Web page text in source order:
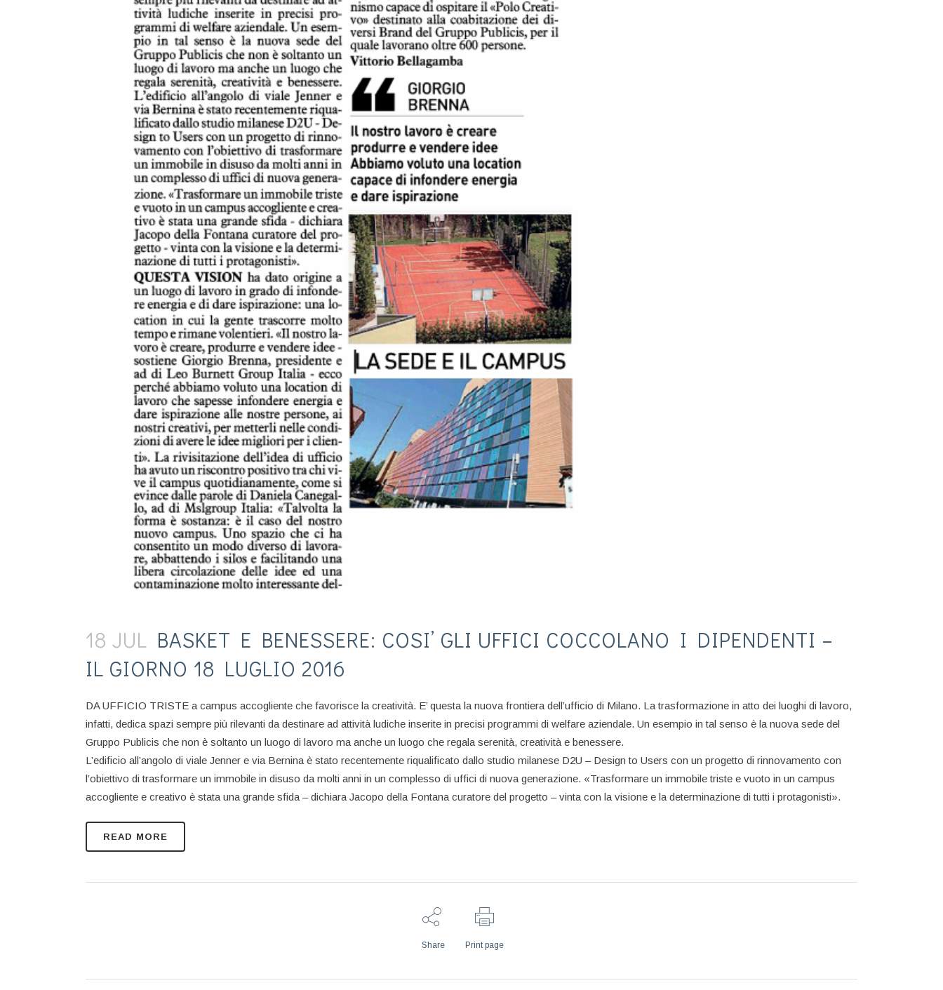
18 JUL BASKET E BENESSERE: COSI’ GLI UFFICI COCCOLANO I DIPENDENTI –
IL GIORNO 18 LUGLIO 2016
DA UFFICIO TRISTE a campus accogliente che favorisce la creatività. E’ questa la nuova frontiera dell’ufficio di Milano. La trasformazione in atto dei luoghi di lavoro,
infatti, dedica spazi sempre più rilevanti da destinare ad attività ludiche inserite in precisi programmi di welfare aziendale. Un esempio in tal senso è la nuova sede del
Gruppo Publicis che non è soltanto un luogo di lavoro ma anche un luogo che regala serenità, creatività e benessere.
L’edificio all’angolo di viale Jenner e via Bernina è stato recentemente riqualificato dallo studio milanese D2U – Design to Users con un progetto di rinnovamento con
l’obiettivo di trasformare un immobile in disuso da molti anni in un complesso di uffici di nuova generazione. «Trasformare un immobile triste e vuoto in un campus
accogliente e creativo è stata una grande sfida – dichiara Jacopo della Fontana curatore del progetto – vinta con la visione e la determinazione di tutti i protagonisti».
READ MORE
Share Print page